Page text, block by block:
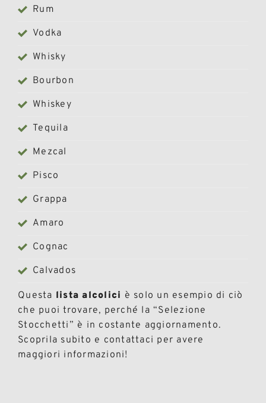
Rum
Vodka
Whisky
Bourbon
Whiskey
Tequila
Mezcal
Pisco
Grappa
Amaro
Cognac
Calvados
Questa lista alcolici è solo un esempio di ciò
che puoi trovare, perché la “Selezione
Stocchetti” è in costante aggiornamento.
Scoprila subito e contattaci per avere
maggiori informazioni!